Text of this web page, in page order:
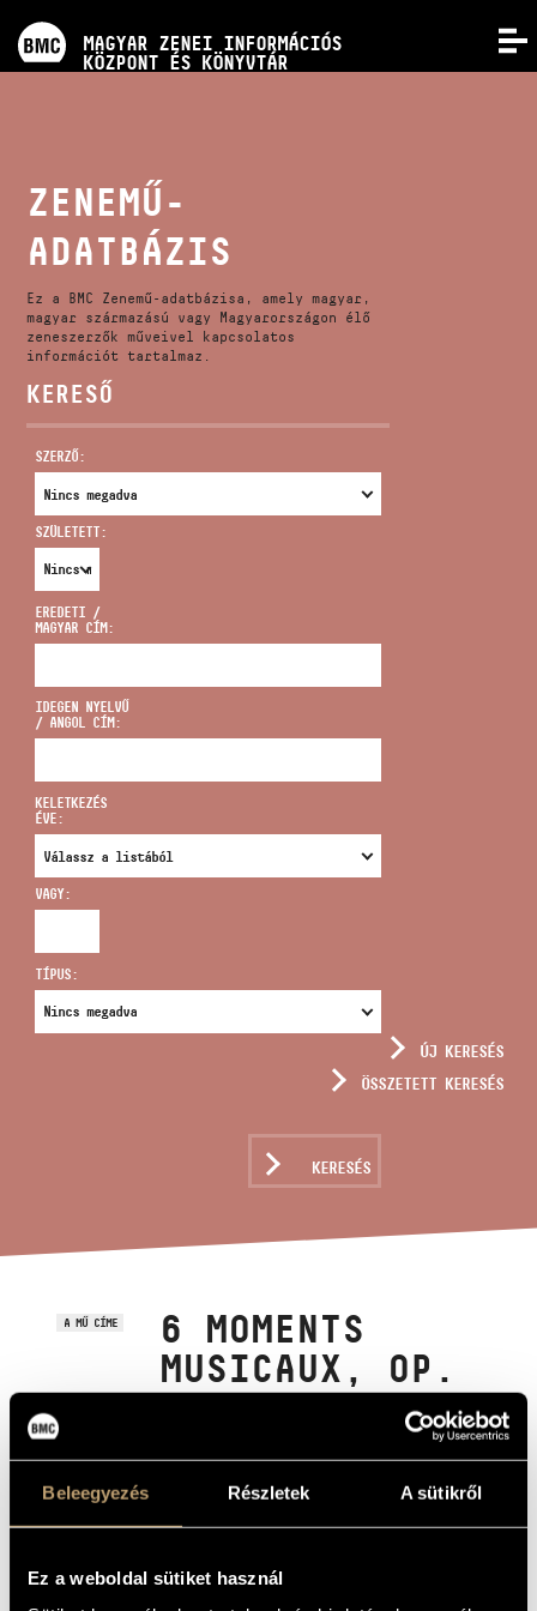
Beleegyezés Részletek A sütikről
Ez a weboldal sütiket használ
MAGYAR ZENEI INFORMÁCIÓS
KÖZPONT ÉS KÖNYVTÁR
KÉPZÉSEK
KIADVÁNYOK
RÓLUNK
VIDEÓ GALÉRIA
CÍM
infokozpont@bmc.hu
TELEFON
NYITVA TARTÁS
ZENEMŰ-
ADATBÁZIS
Ez a BMC Zenemű-adatbázisa, amely magyar,
magyar származású vagy Magyarországon élő
zeneszerzők műveivel kapcsolatos
információt tartalmaz.
KERESŐ
SZERZŐ:
SZÜLETETT:
EREDETI /
MAGYAR CÍM:
IDEGEN NYELVŰ
/ ANGOL CÍM:
KELETKEZÉS
ÉVE:
VAGY:
TÍPUS:
ÚJ KERESÉS
ÖSSZETETT KERESÉS
KERESÉS
A MŰ CÍME
6 MOMENTS
MUSICAUX, OP.
44
EREDETI /
6 Moments Musicaux, Op. 44
IDEGEN
6 Moments Musicaux, Op. 44